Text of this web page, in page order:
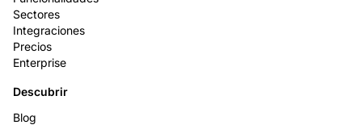
Sectores
Integraciones
Precios
Enterprise
Descubrir
Blog